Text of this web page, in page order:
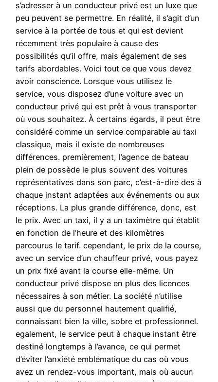
s’adresser à un conducteur privé est un luxe que
peu peuvent se permettre. En réalité, il s’agit d’un
service à la portée de tous et qui est devient
récemment très populaire à cause des
possibilités qu’il offre, mais également de ses
tarifs abordables. Voici tout ce que vous devez
avoir conscience. Lorsque vous utilisez le
service, vous disposez d’une voiture avec un
conducteur privé qui est prêt à vous transporter
où vous souhaitez. À certains égards, il peut être
considéré comme un service comparable au taxi
classique, mais il existe de nombreuses
différences. premièrement, l’agence de bateau
plein de possède le plus souvent des voitures
représentatives dans son parc, c’est-à-dire des à
chaque instant adaptées aux événements ou aux
réceptions. La plus grande différence, donc, est
le prix. Avec un taxi, il y a un taximètre qui établit
en fonction de l’heure et des kilomètres
parcourus le tarif. cependant, le prix de la course,
avec un service d’un chauffeur privé, vous payez
un prix fixé avant la course elle-même. Un
conducteur privé dispose en plus des licences
nécessaires à son métier. La société n’utilise
aussi que du personnel hautement qualifié,
connaissant bien la ville, sobre et professionnel.
egalement, le service peut à chaque instant être
destiné longtemps à l’avance, ce qui permet
d’éviter l’anxiété emblématique du cas où vous
avez un rendez-vous important, mais où aucun